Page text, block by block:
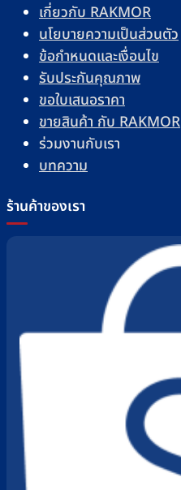
เกี่ยวกับ RAKMOR
นโยบายความเป็นส่วนตัว
ข้อกำหนดและเงื่อนไข
รับประกันคุณภาพ
ขอใบเสนอราคา
ขายสินค้า กับ RAKMOR
ร่วมงานกับเรา
บทความ
ร้านค้าของเรา